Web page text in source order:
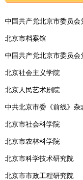
中国共产党北京市委员会
北京市档案馆
中国共产党北京市委员会
北京社会主义学院
北京人民艺术剧院
中共北京市委《前线》杂
北京市社会科学院
北京市农林科学院
北京市科学技术研究院
北京市市政工程研究院